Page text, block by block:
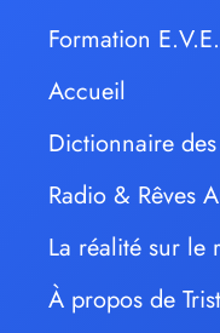
Formation
Accueil
Dictionnaire
Radio & Rêves
La réalité sur le
À propos de